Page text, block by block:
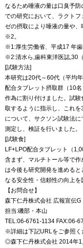
なるため唾液の量は口臭予
での研究において、ラクト
ゼの摂取により唾液の量や
※2。
※1:厚生労働省、平成17 年
※2:清水ら,歯科東洋医誌,30
[試験方法]
本研究は20代～60代（平均
配合タブレット摂取群（10
作為に割り付けました。試
取するように指示し、これ
について、サクソン試験法
測定し、検証を行いました。
[試験食]
LF+LPO配合タブレット（
含まず、マルチトール等で
は今後も研究開発を進める
なる安全性・信頼性の向上を
【お問合せ】
森下仁丹株式会社 広報宣伝G
担当:磯部・本山
TEL:06-6761-1134 FAX:06-
※詳細は下記URLをご参照く
◎森下仁丹株式会社 2014年1